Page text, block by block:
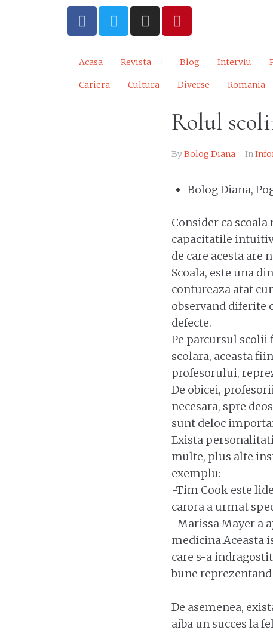
Acasa Revista Blog Interviu
Cariera Cultura Diverse Romania
Rolul
ByBolog Diana In
Bolog Diana,
Consider ca
capacitatile
de care acesta are
Scoala, este una
contureaza atat
observand diferite
defecte.
Pe parcursul scolii
scolara, aceasta
profesorului,
De obicei,
necesara, spre
sunt deloc
Exista
multe, plus alte
exemplu:
-Tim Cook este
carora a urmat
-Marissa Mayer a
medicina.Aceasta
care s-a
bune
De asemenea,
aiba un succes la